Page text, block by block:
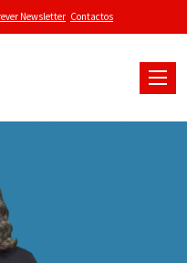
Newsletter Contactos
Toggle